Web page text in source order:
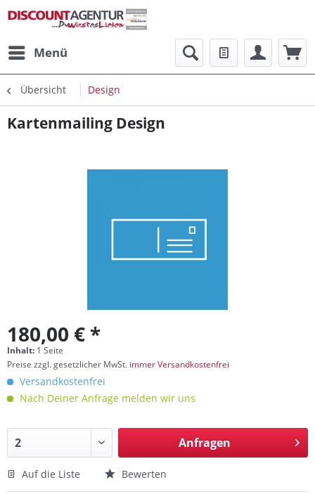
Menü
Übersicht Design
Kartenmailing Design
180,00 € *
Inhalt: 1 Seite
Preise zzgl. gesetzlicher MwSt. immer Versandkostenfrei
Versandkostenfrei
Nach Deiner Anfrage melden wir uns
Anfragen
Auf die Liste Bewerten